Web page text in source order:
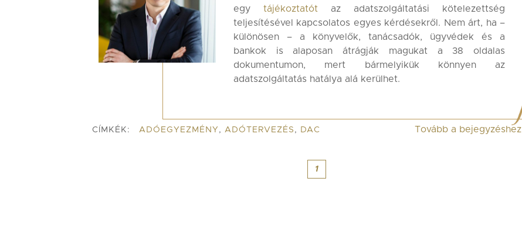
egy tájékoztatót az adatszolgáltatási kötelezettség
teljesítésével kapcsolatos egyes kérdésekről. Nem árt, ha –
különösen – a könyvelők, tanácsadók, ügyvédek és a
bankok is alaposan átrágják magukat a 38 oldalas
dokumentumon, mert bármelyikük könnyen az
adatszolgáltatás hatálya alá kerülhet.
CÍMKÉK: ADÓEGYEZMÉNY , ADÓTERVEZÉS , DAC Tovább a bejegyzéshez
1